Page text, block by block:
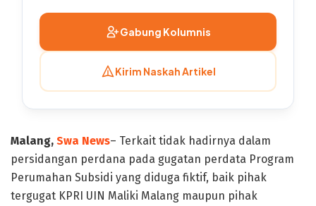
Gabung Kolumnis
Kirim Naskah Artikel
Malang, Swa News– Terkait tidak hadirnya dalam
persidangan perdana pada gugatan perdata Program
Perumahan Subsidi yang diduga fiktif, baik pihak
tergugat KPRI UIN Maliki Malang maupun pihak